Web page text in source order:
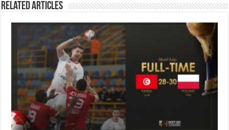
Related Articles